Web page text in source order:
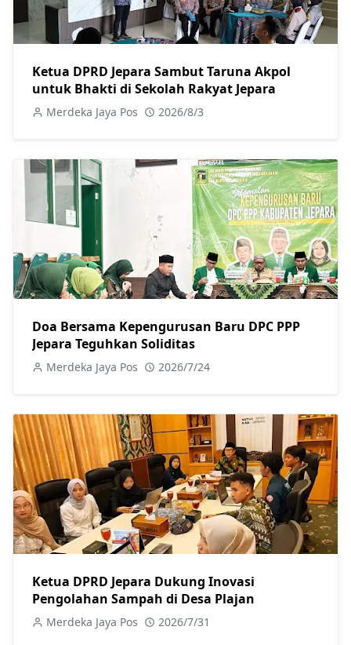
Ketua DPRD Jepara Sambut Taruna Akpol
untuk Bhakti di Sekolah Rakyat Jepara
Merdeka Jaya Pos 2026/8/3
Doa Bersama Kepengurusan Baru DPC PPP
Jepara Teguhkan Soliditas
Merdeka Jaya Pos 2026/7/24
Ketua DPRD Jepara Dukung Inovasi
Pengolahan Sampah di Desa Plajan
Merdeka Jaya Pos 2026/7/31